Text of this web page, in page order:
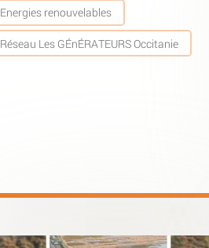
Energies renouvelables
Réseau Les GÉnÉRATEURS Occitanie